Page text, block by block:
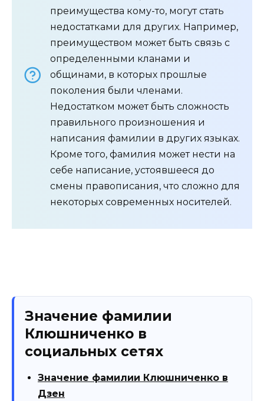
преимущества кому-то, могут стать
недостатками для других. Например,
преимуществом может быть связь с
определенными кланами и
общинами, в которых прошлые
поколения были членами.
Недостатком может быть сложность
правильного произношения и
написания фамилии в других языках.
Кроме того, фамилия может нести на
себе написание, устоявшееся до
смены правописания, что сложно для
некоторых современных носителей.
Значение фамилии
Клюшниченко в
социальных сетях
Значение фамилии Клюшниченко в
Дзен